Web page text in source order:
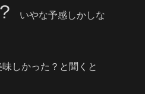
いやな予感しかしな
しかった？と聞くと